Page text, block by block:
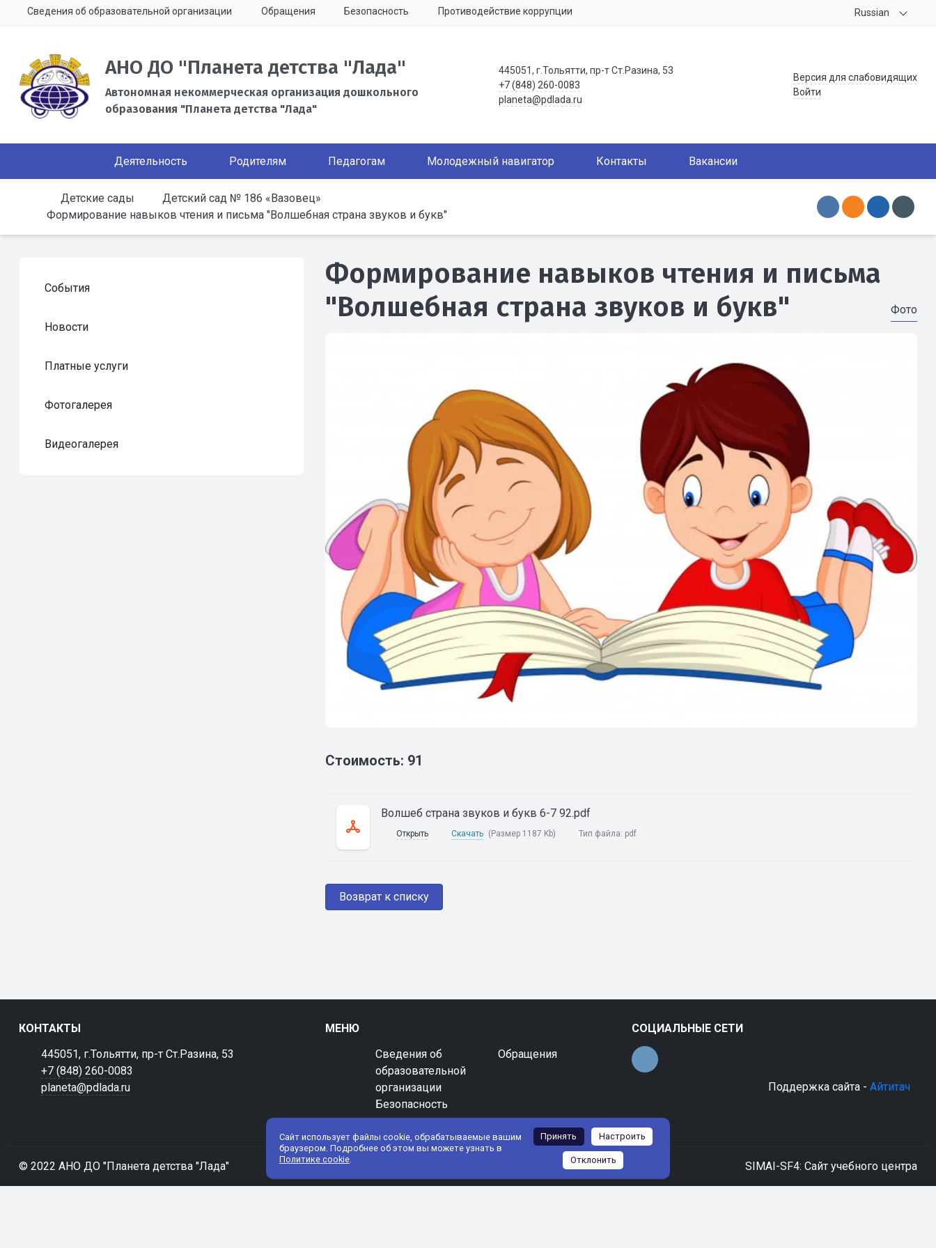
Сайт использует файлы cookie, обрабатываемые вашим
браузером. Подробнее об этом вы можете узнать в
Политике cookie
Принять Настроить
Отклонить
Сведения об образовательной организации Обращения Безопасность Противодействие коррупции Russian
АНО ДО "Планета детства "Лада"
Автономная некоммерческая организация дошкольного
образования "Планета детства "Лада"
445051, г.Тольятти, пр-т Ст.Разина, 53
+7 (848) 260-0083
planeta@pdlada.ru
Версия для слабовидящих
Войти
Деятельность Родителям Педагогам Молодежный навигатор Контакты Вакансии
Детские сады
Детский сад № 186 «Вазовец»
Формирование навыков чтения и письма "Волшебная страна звуков и букв"
События
Новости
Платные услуги
Фотогалерея
Видеогалерея
Формирование навыков чтения и письма
"Волшебная страна звуков и букв"
Фото
Стоимость: 91
Волшеб страна звуков и букв 6-7 92.pdf
Открыть Скачать (Размер 1187 Kb) Тип файла: pdf
Возврат к списку
КОНТАКТЫ
445051, г.Тольятти, пр-т Ст.Разина, 53
+7 (848) 260-0083
planeta@pdlada.ru
МЕНЮ
Сведения об
образовательной
организации
Обращения
Безопасность
СОЦИАЛЬНЫЕ СЕТИ
Поддержка сайта - Айтитач
© 2022 АНО ДО "Планета детства "Лада" SIMAI-SF4: Сайт учебного центра